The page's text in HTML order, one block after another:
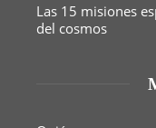
Las 15 misiones
del cosmos